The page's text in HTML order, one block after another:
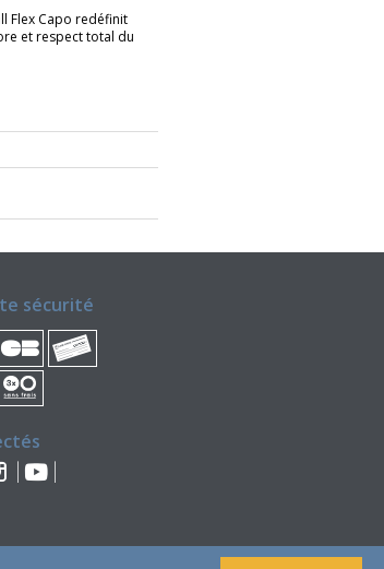
Flex Capo redéfinit
et respect total du
sécurité